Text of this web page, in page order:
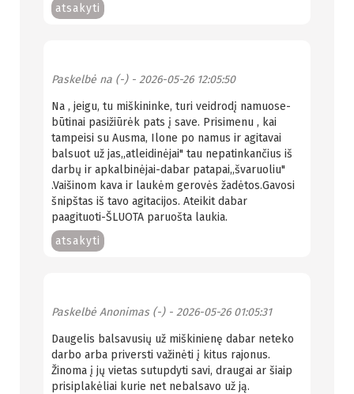
atsakyti
Paskelbė na (-)- 2026-05-26 12:05:50
Na , jeigu, tu miškininke, turi veidrodį namuose-
būtinai pasižiūrėk pats į save. Prisimenu , kai
tampeisi su Ausma, Ilone po namus ir agitavai
balsuot už jas,,atleidinėjai" tau nepatinkančius iš
darbų ir apkalbinėjai-dabar patapai,,švaruoliu"
.Vaišinom kava ir laukėm gerovės žadėtos.Gavosi
šnipštas iš tavo agitacijos. Ateikit dabar
paagituoti-ŠLUOTA paruošta laukia.
atsakyti
Paskelbė Anonimas (-)- 2026-05-26 01:05:31
Daugelis balsavusių už miškinienę dabar neteko
darbo arba priversti važinėti į kitus rajonus.
Žinoma į jų vietas sutupdyti savi, draugai ar šiaip
prisiplakėliai kurie net nebalsavo už ją.